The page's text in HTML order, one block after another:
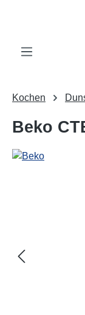
Zum Hauptinhalt
Kochen
Beko
Bildergalerie